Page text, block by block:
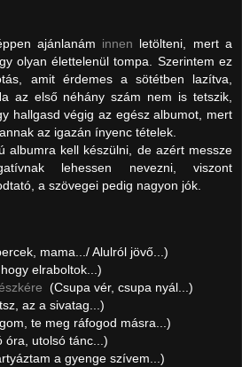
ajánlanám innen letölteni, mert a
olyan élettelenül tompa. Szerintem ez
amit érdemes a sötétben lazítva,
az első néhány szám nem is tetszik,
hallgasd végig az egész albumot, mert
az igazán ínyenc tételek.
albumra kell készülni, de azért messze
lehessen nevezni, viszont
a szövegei pedig nagyon jók.
mama.../ Alulról jövő...)
elraboltok...)
(Csupa vér, csupa nyál...)
az a sivatag...)
te meg ráfogod másra...)
óra, utolsó tánc...)
a gyenge szívem...)